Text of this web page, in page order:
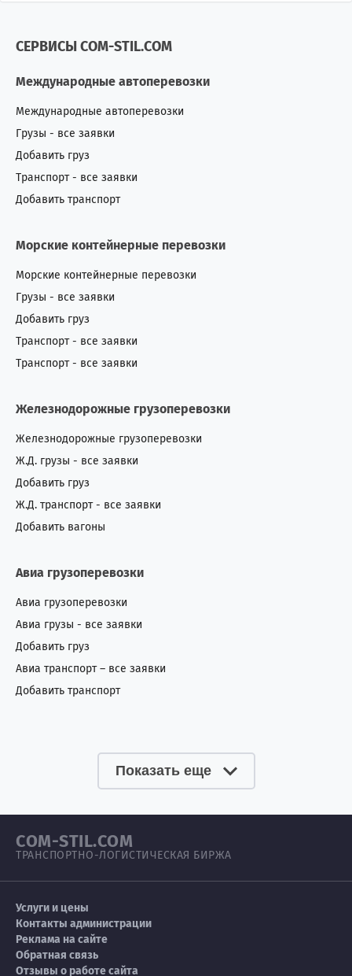
СЕРВИСЫ COM-STIL.COM
Международные автоперевозки
Международные автоперевозки
Грузы - все заявки
Добавить груз
Транспорт - все заявки
Добавить транспорт
Морские контейнерные перевозки
Морские контейнерные перевозки
Грузы - все заявки
Добавить груз
Транспорт - все заявки
Транспорт - все заявки
Железнодорожные грузоперевозки
Железнодорожные грузоперевозки
Ж.Д. грузы - все заявки
Добавить груз
Ж.Д. транспорт - все заявки
Добавить вагоны
Авиа грузоперевозки
Авиа грузоперевозки
Авиа грузы - все заявки
Добавить груз
Авиа транспорт – все заявки
Добавить транспорт
Показать еще
COM-STIL.COM
ТРАНСПОРТНО-ЛОГИСТИЧЕСКАЯ БИРЖА
Услуги и цены
Контакты администрации
Реклама на сайте
Обратная связь
Отзывы о работе сайта